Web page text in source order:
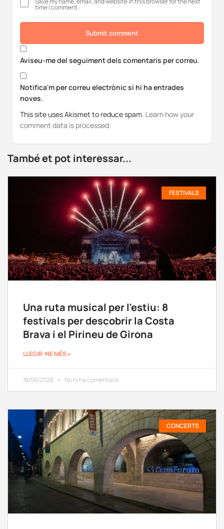
time I comment.
Submit comment
Aviseu-me del seguiment dels comentaris per correu.
Notifica'm per correu electrònic si hi ha entrades
noves.
This site uses Akismet to reduce spam. Learn how your
comment data is processed.
També et pot interessar...
FESTIVALS
Una ruta musical per l’estiu: 8
festivals per descobrir la Costa
Brava i el Pirineu de Girona
LLEGIR-NE MÉS »
18/06/2026 No hi ha comentaris
CONCERTS